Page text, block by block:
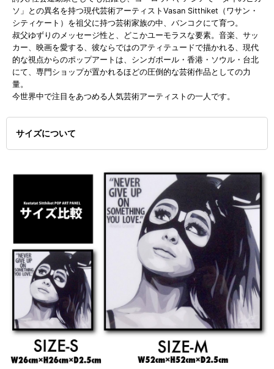
ソ」との異名を持つ現代芸術アーティストVasan Sitthiket（ワサン・
シティケート）を祖父に持つ芸術家族の中、バンコクにて育つ。
叔父ゆずりのメッセージ性と、どこかユーモラスな要素。音楽、サッ
カー、映画を愛する、彼ならではのアティテュードで描かれる、現代
的な視点からのポップアートは、シンガポール・香港・ソウル・台北
にて、専門ショップが置かれるほどの圧倒的な芸術作品としての力
量。
今世界中で注目をあつめる人気芸術アーティストの一人です。
サイズについて